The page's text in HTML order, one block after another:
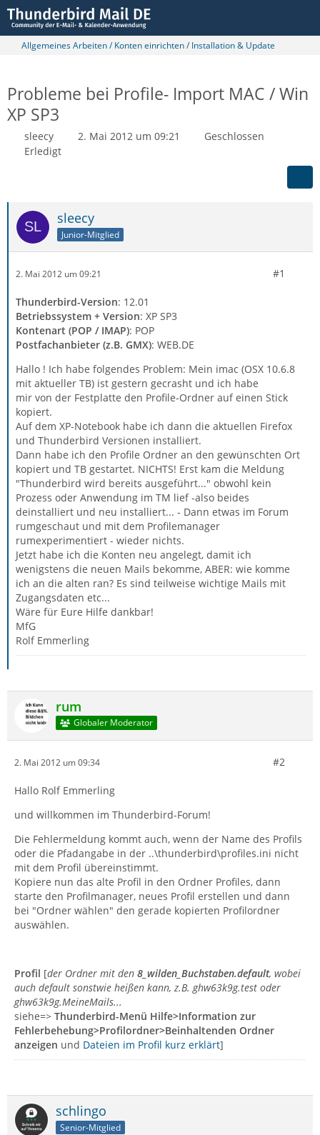
Allgemeines Arbeiten / Konten einrichten / Installation & Update
Probleme bei Profile- Import MAC / Win
XP SP3
sleecy 2. Mai 2012 um 09:21
Geschlossen
Erledigt
sleecy
Junior-Mitglied
2. Mai 2012 um 09:21 #1
Thunderbird-Version: 12.01
Betriebssystem + Version: XP SP3
Kontenart (POP / IMAP): POP
Postfachanbieter (z.B. GMX): WEB.DE
Hallo ! Ich habe folgendes Problem: Mein imac (OSX 10.6.8
mit aktueller TB) ist gestern gecrasht und ich habe
mir von der Festplatte den Profile-Ordner auf einen Stick
kopiert.
Auf dem XP-Notebook habe ich dann die aktuellen Firefox
und Thunderbird Versionen installiert.
Dann habe ich den Profile Ordner an den gewünschten Ort
kopiert und TB gestartet. NICHTS! Erst kam die Meldung
"Thunderbird wird bereits ausgeführt..." obwohl kein
Prozess oder Anwendung im TM lief -also beides
deinstalliert und neu installiert... - Dann etwas im Forum
rumgeschaut und mit dem Profilemanager
rumexperimentiert - wieder nichts.
Jetzt habe ich die Konten neu angelegt, damit ich
wenigstens die neuen Mails bekomme, ABER: wie komme
ich an die alten ran? Es sind teilweise wichtige Mails mit
Zugangsdaten etc...
Wäre für Eure Hilfe dankbar!
MfG
Rolf Emmerling
rum
Globaler Moderator
2. Mai 2012 um 09:34 #2
Hallo Rolf Emmerling
und willkommen im Thunderbird-Forum!
Die Fehlermeldung kommt auch, wenn der Name des Profils
oder die Pfadangabe in der ..\thunderbird\profiles.ini nicht
mit dem Profil übereinstimmt.
Kopiere nun das alte Profil in den Ordner Profiles, dann
starte den Profilmanager, neues Profil erstellen und dann
bei "Ordner wählen" den gerade kopierten Profilordner
auswählen.
Profil [der Ordner mit den 8_wilden_Buchstaben.default, wobei
auch default sonstwie heißen kann, z.B. ghw63k9g.test oder
ghw63k9g.MeineMails...
siehe=> Thunderbird-Menü Hilfe>Information zur
Fehlerbehebung>Profilordner>Beinhaltenden Ordner
anzeigen und Dateien im Profil kurz erklärt]
schlingo
Senior-Mitglied